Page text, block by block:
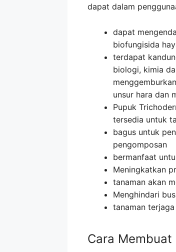
dapat dalam
dapat
biofungisida
terdapat
biologi, kimia
unsur hara dan
Pupuk
tersedia untuk
bagus untuk
pengomposan
bermanfaat
Meningkatkan
tanaman akan
Menghindari
tanaman
Cara